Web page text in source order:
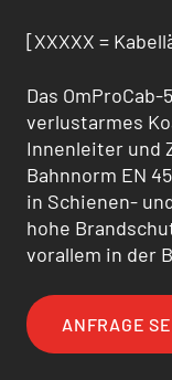
[XXXXX =
Das
verlustarmes
Innenleiter und
Bahnnorm EN
in Schienen-
hohe
vorallem in der
ANFRAGE